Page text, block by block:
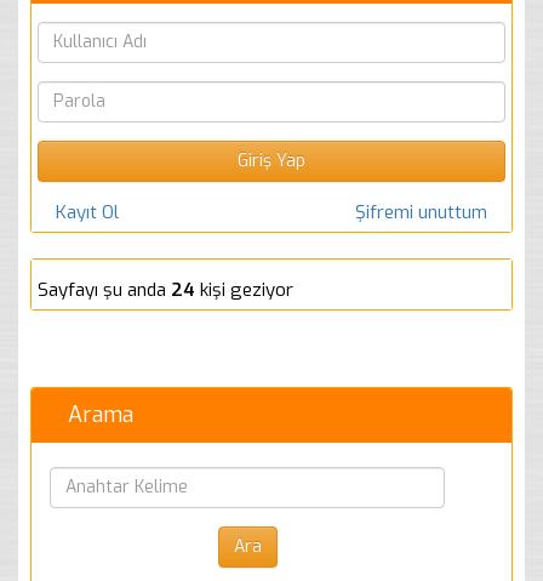
Kayıt Ol Şifremi unuttum
Sayfayı şu anda 24 kişi geziyor
Arama